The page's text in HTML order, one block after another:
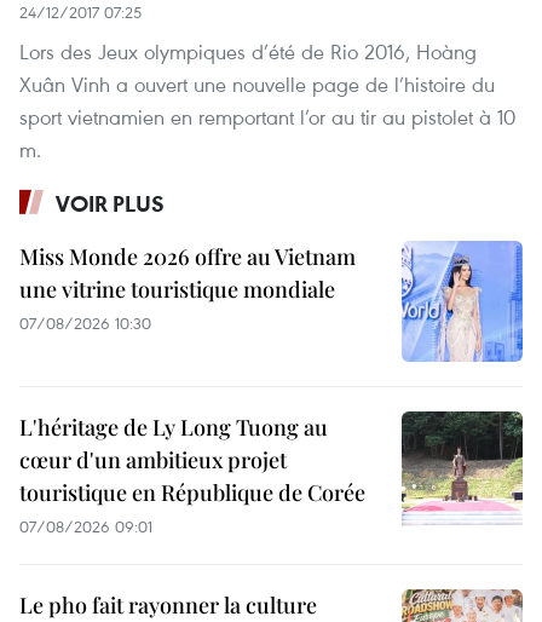
24/12/2017 07:25
Lors des Jeux olympiques d’été de Rio 2016, Hoàng
Xuân Vinh a ouvert une nouvelle page de l’histoire du
sport vietnamien en remportant l’or au tir au pistolet à 10
m.
VOIR PLUS
Miss Monde 2026 offre au Vietnam
une vitrine touristique mondiale
07/08/2026 10:30
L'héritage de Ly Long Tuong au
cœur d'un ambitieux projet
touristique en République de Corée
07/08/2026 09:01
Le pho fait rayonner la culture